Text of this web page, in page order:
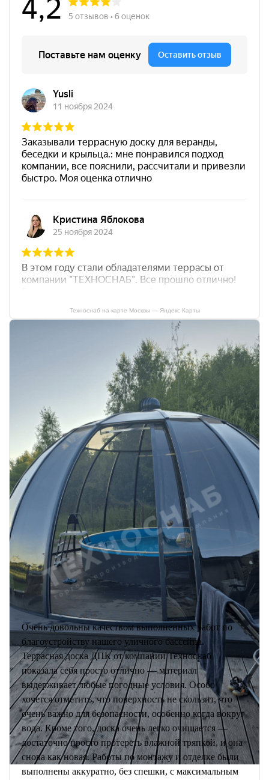
Техноснаб на карте Москвы — Яндекс Карты
Очень довольны качеством выполненных работ по
благоустройству нашего уличного бассейна.
Террасная доска ДПК от компании Техноснаб
показала себя просто отлично — материал
выдерживает любые погодные условия. Особо
хочется отметить, что поверхность не скользит, что
очень важно для безопасности, особенно когда вокруг
вода. Кроме того, доска очень легко очищается —
достаточно просто протереть влажной тряпкой, и она
снова как новая. Работы по монтажу и отделке были
выполнены аккуратно, без спешки, с максимальным